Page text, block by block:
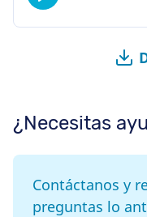
¿Necesitas
Contáctanos y
preguntas lo